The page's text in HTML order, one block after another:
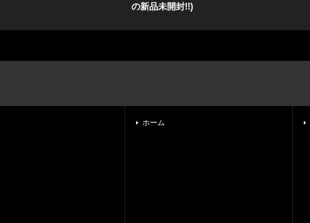
の新品未開封!!)
ホーム